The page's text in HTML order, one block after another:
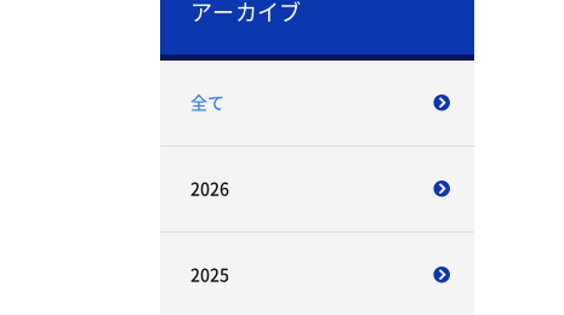
アーカイブ
全て
2026
2025